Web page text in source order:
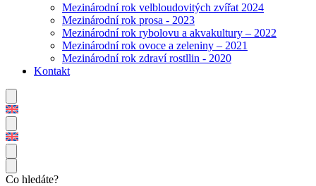
Mezinárodní rok velbloudovitých zvířat 2024
Mezinárodní rok prosa - 2023
Mezinárodní rok rybolovu a akvakultury – 2022
Mezinárodní rok ovoce a zeleniny – 2021
Mezinárodní rok zdraví rostllin - 2020
Kontakt
Co hledáte?